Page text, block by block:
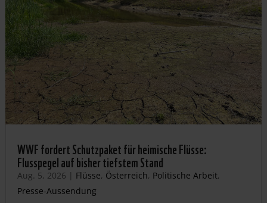
WWF fordert Schutzpaket für heimische Flüsse:
Flusspegel auf bisher tiefstem Stand
Aug. 5, 2026 | Flüsse, Österreich, Politische Arbeit,
Presse-Aussendung